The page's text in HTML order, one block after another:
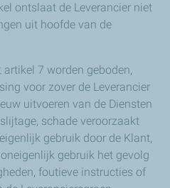
ontslaat de Leverancier niet
uit hoofde van de
7 worden geboden,
voor zover de Leverancier
uitvoeren van de Diensten
schade veroorzaakt
gebruik door de Klant,
gebruik het gevolg
foutieve instructies of